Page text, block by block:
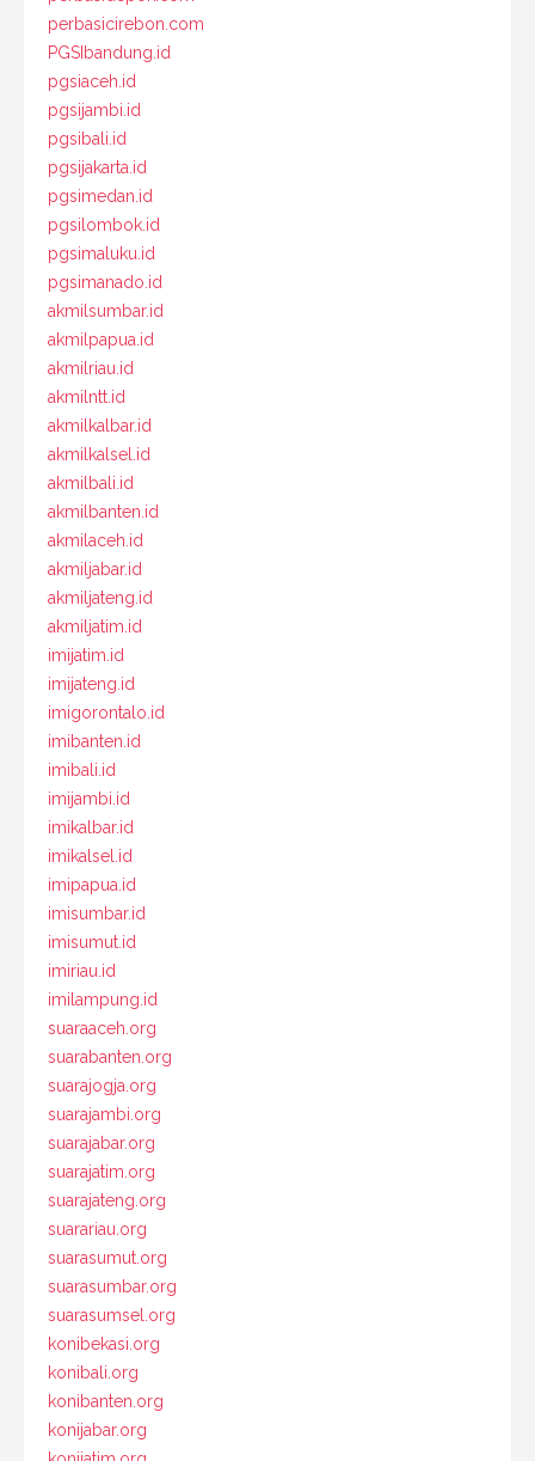
perbasicirebon.com
PGSIbandung.id
pgsiaceh.id
pgsijambi.id
pgsibali.id
pgsijakarta.id
pgsimedan.id
pgsilombok.id
pgsimaluku.id
pgsimanado.id
akmilsumbar.id
akmilpapua.id
akmilriau.id
akmilntt.id
akmilkalbar.id
akmilkalsel.id
akmilbali.id
akmilbanten.id
akmilaceh.id
akmiljabar.id
akmiljateng.id
akmiljatim.id
imijatim.id
imijateng.id
imigorontalo.id
imibanten.id
imibali.id
imijambi.id
imikalbar.id
imikalsel.id
imipapua.id
imisumbar.id
imisumut.id
imiriau.id
imilampung.id
suaraaceh.org
suarabanten.org
suarajogja.org
suarajambi.org
suarajabar.org
suarajatim.org
suarajateng.org
suarariau.org
suarasumut.org
suarasumbar.org
suarasumsel.org
konibekasi.org
konibali.org
konibanten.org
konijabar.org